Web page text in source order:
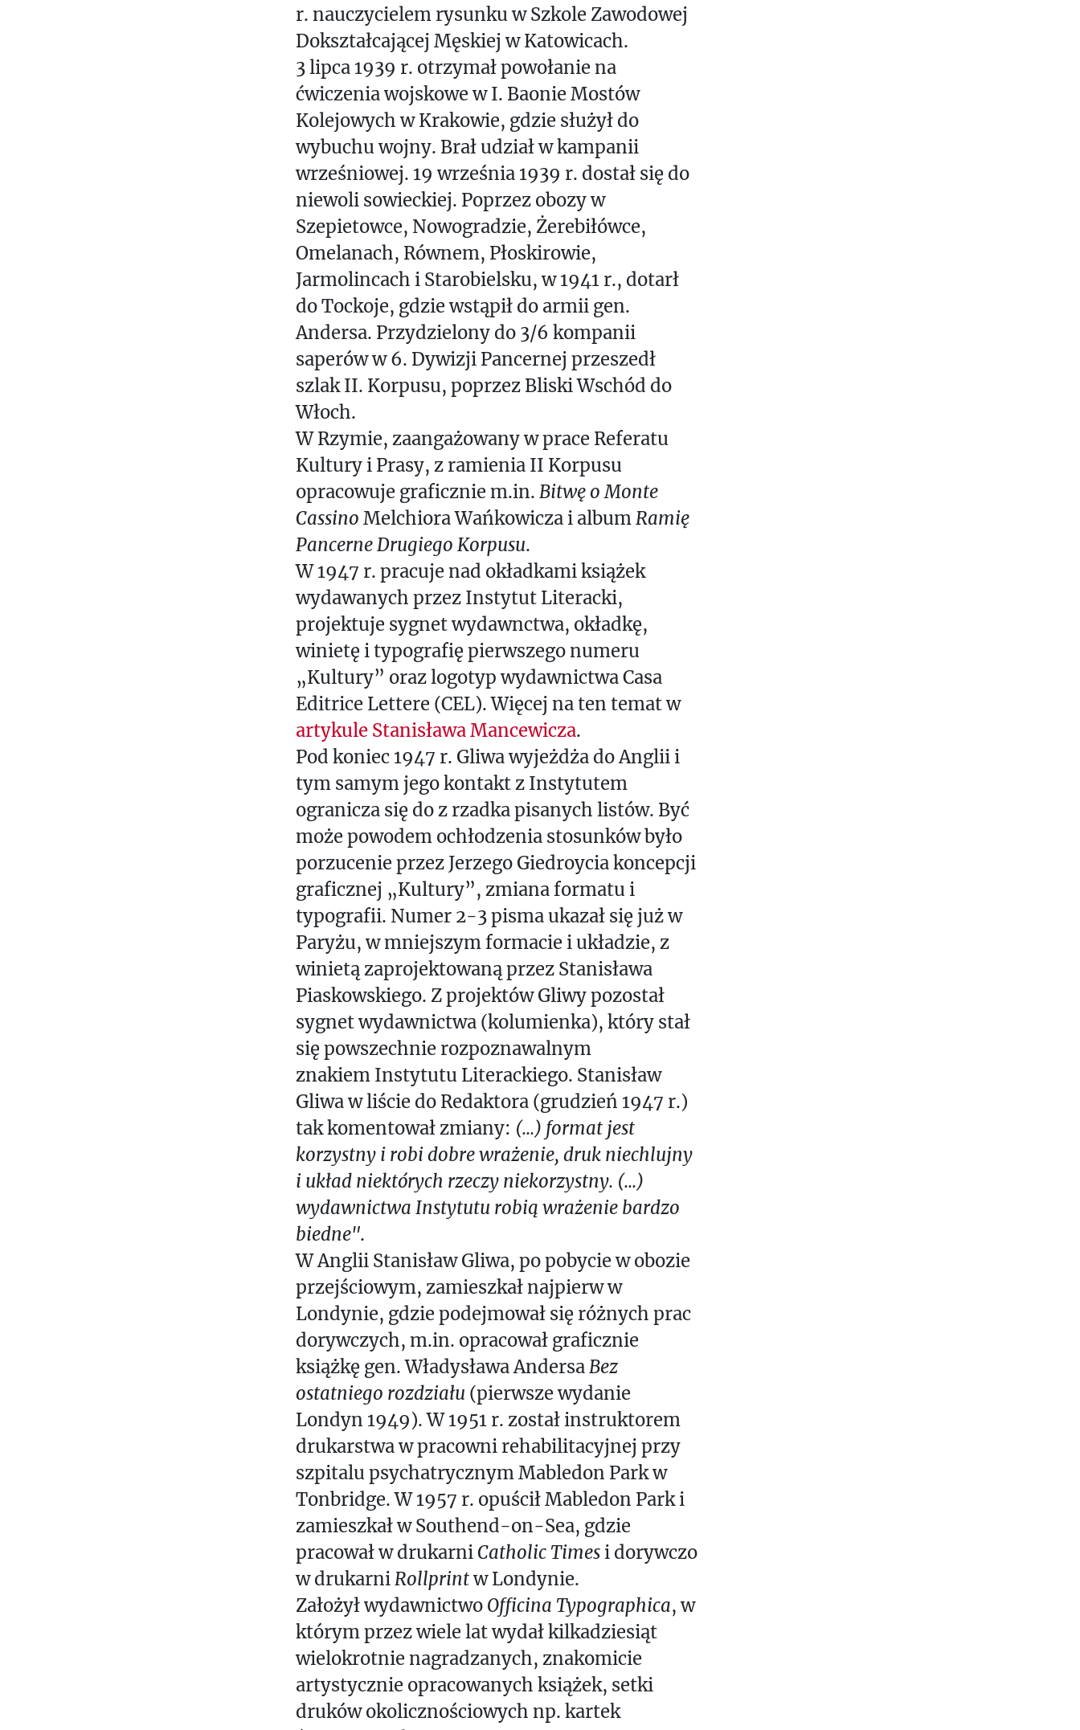
r. nauczycielem rysunku w Szkole Zawodowej
Dokształcającej Męskiej w Katowicach.
3 lipca 1939 r. otrzymał powołanie na
ćwiczenia wojskowe w I. Baonie Mostów
Kolejowych w Krakowie, gdzie służył do
wybuchu wojny. Brał udział w kampanii
wrześniowej. 19 września 1939 r. dostał się do
niewoli sowieckiej. Poprzez obozy w
Szepietowce, Nowogradzie, Żerebiłówce,
Omelanach, Równem, Płoskirowie,
Jarmolincach i Starobielsku, w 1941 r., dotarł
do Tockoje, gdzie wstąpił do armii gen.
Andersa. Przydzielony do 3/6 kompanii
saperów w 6. Dywizji Pancernej przeszedł
szlak II. Korpusu, poprzez Bliski Wschód do
Włoch.
W Rzymie, zaangażowany w prace Referatu
Kultury i Prasy, z ramienia II Korpusu
opracowuje graficznie m.in. Bitwę o Monte
Cassino Melchiora Wańkowicza i album Ramię
Pancerne Drugiego Korpusu.
W 1947 r. pracuje nad okładkami książek
wydawanych przez Instytut Literacki,
projektuje sygnet wydawnctwa, okładkę,
winietę i typografię pierwszego numeru
„Kultury” oraz logotyp wydawnictwa Casa
Editrice Lettere (CEL). Więcej na ten temat w
artykule Stanisława Mancewicza.
Pod koniec 1947 r. Gliwa wyjeżdża do Anglii i
tym samym jego kontakt z Instytutem
ogranicza się do z rzadka pisanych listów. Być
może powodem ochłodzenia stosunków było
porzucenie przez Jerzego Giedroycia koncepcji
graficznej „Kultury”, zmiana formatu i
typografii. Numer 2-3 pisma ukazał się już w
Paryżu, w mniejszym formacie i układzie, z
winietą zaprojektowaną przez Stanisława
Piaskowskiego. Z projektów Gliwy pozostał
sygnet wydawnictwa (kolumienka), który stał
się powszechnie rozpoznawalnym
znakiem Instytutu Literackiego. Stanisław
Gliwa w liście do Redaktora (grudzień 1947 r.)
tak komentował zmiany: (...) format jest
korzystny i robi dobre wrażenie, druk niechlujny
i układ niektórych rzeczy niekorzystny. (...)
wydawnictwa Instytutu robią wrażenie bardzo
biedne".
W Anglii Stanisław Gliwa, po pobycie w obozie
przejściowym, zamieszkał najpierw w
Londynie, gdzie podejmował się różnych prac
dorywczych, m.in. opracował graficznie
książkę gen. Władysława Andersa Bez
ostatniego rozdziału (pierwsze wydanie
Londyn 1949). W 1951 r. został instruktorem
drukarstwa w pracowni rehabilitacyjnej przy
szpitalu psychatrycznym Mabledon Park w
Tonbridge. W 1957 r. opuścił Mabledon Park i
zamieszkał w Southend-on-Sea, gdzie
pracował w drukarniCatholic Timesi dorywczo
w drukarni Rollprintw Londynie.
Założył wydawnictwo Officina Typographica, w
którym przez wiele lat wydał kilkadziesiąt
wielokrotnie nagradzanych, znakomicie
artystycznie opracowanych książek, setki
druków okolicznościowych np. kartek